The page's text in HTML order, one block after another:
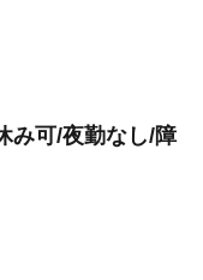
み可/夜勤なし/障